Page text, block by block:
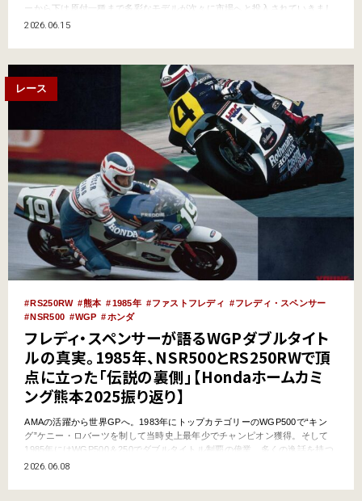
ーから下は原付一種まで多彩なモデルが次々に市場へと投入されていきまし
た。2ストと覇権を争った4ストVツイン搭載車まで登場し……!? 今思い返
奇者！【そ…
2026.06.15
レース
RS250RW 熊本 1985年 ファストフレディ
フレディ・スペンサー
NSR500
WGP ホンダ
フレディ・スペンサーが語るWGPダブルタイト
ルの真実。1985年、NSR500とRS250RWで頂
点に立った「伝説の裏側」【Hondaホームカミ
ング熊本2025振り返り】
AMAの活躍から世界GPへ。1983年にトップカテゴリーのWGP500で“キン
グ”ケニー・ロバーツを制して当時史上最年少でチャンピオン獲得。そして
1985年にはWGP500＆250でダブルタイトル制覇の偉業。多くの逸話を持つ
フレディ・スペンサーが、Hondaホームカミング熊本2025語った自身の挑戦
ん…
2026.06.08